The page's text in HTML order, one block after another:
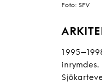
Foto: SFV